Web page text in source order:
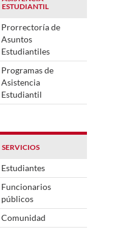
ESTUDIANTIL
Prorrectoría de
Asuntos
Estudiantiles
Programas de
Asistencia
Estudiantil
SERVICIOS
Estudiantes
Funcionarios
públicos
Comunidad